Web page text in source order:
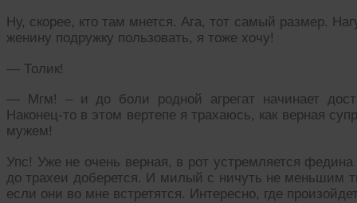
Ну, скорее, кто там мнется. Ага, тот самый размер.
женину подружку пользовать, я тоже хочу!
— Толик!
— Мгм! – и до боли родной агрегат начинает
Наконец-то в этом вертепе я трахаюсь, как верная
мужем!
Упс! Уже не очень верная, в рот устремляется федина
до трахеи доберется. И милый с ничуть не меньшим
если они во мне встретятся. Интересно, где